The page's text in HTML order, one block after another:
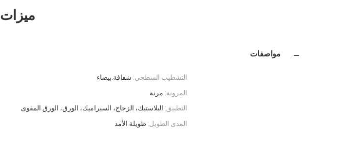
ميزات
مواصفات
التشطيب السطحي: شفافة.بيضاء
المرونة: مرنة
التطبيق: البلاستيك، الزجاج، السيراميك، الورق، الورق المقوى
المدى الطويل: طويلة الأمد